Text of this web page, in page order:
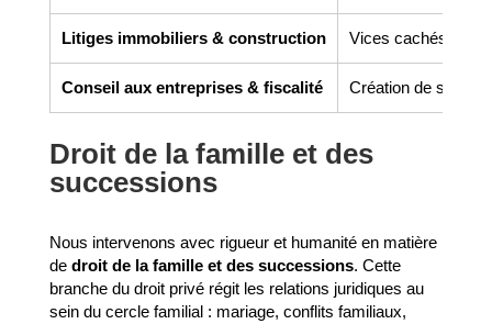
Litiges immobiliers & construction Vices cachés,
Conseil aux entreprises & fiscalité Création de
Droit de la famille et des
successions
Nous intervenons avec rigueur et humanité en matière
de droit de la famille et des successions. Cette
branche du droit privé régit les relations juridiques au
sein du cercle familial : mariage, conflits familiaux,